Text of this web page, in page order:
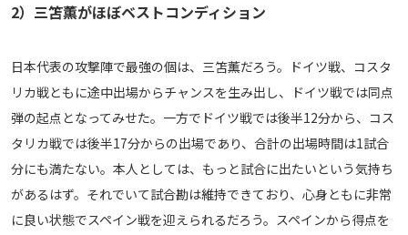
2）三笘薫がほぼベストコンディション
日本代表の攻撃陣で最強の個は、三笘薫だろう。ドイツ戦、コスタ
リカ戦ともに途中出場からチャンスを生み出し、ドイツ戦では同点
弾の起点となってみせた。一方でドイツ戦では後半12分から、コス
タリカ戦では後半17分からの出場であり、合計の出場時間は1試合
分にも満たない。本人としては、もっと試合に出たいという気持ち
があるはず。それでいて試合勘は維持できており、心身ともに非常
に良い状態でスペイン戦を迎えられるだろう。スペインから得点を